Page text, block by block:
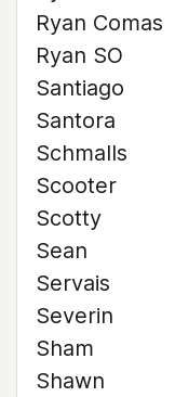
Ryan Comas
Ryan SO
Santiago
Santora
Schmalls
Scooter
Scotty
Sean
Servais
Severin
Sham
Shawn